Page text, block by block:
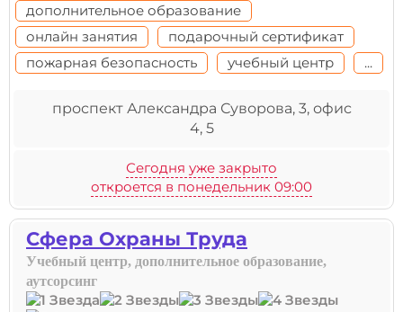
дополнительное образование
онлайн занятия
подарочный сертификат
пожарная безопасность
учебный центр ...
проспект Александра Суворова, 3, офис
4, 5
Сегодня уже закрыто
откроется в понедельник 09:00
Сфера Охраны Труда
Учебный центр, дополнительное образование,
аутсорсинг